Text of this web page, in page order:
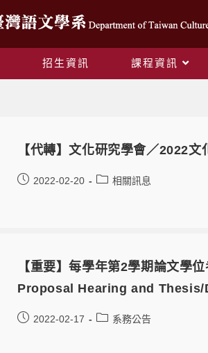
招生資訊 課程資訊
【代轉】文化研究學會／2022
2022-02-20 相關訊息
【重要】每學年第2學期論文
Proposal Hearing and
2022-02-17 系務公告